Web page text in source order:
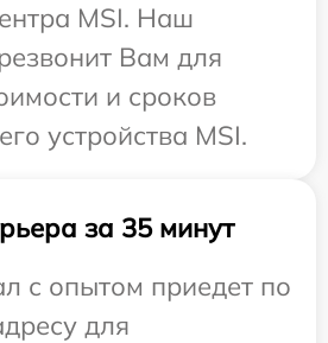
MSI. Наш
Вам для
и сроков
устройства MSI.
за 35 минут
с опытом приедет по
для